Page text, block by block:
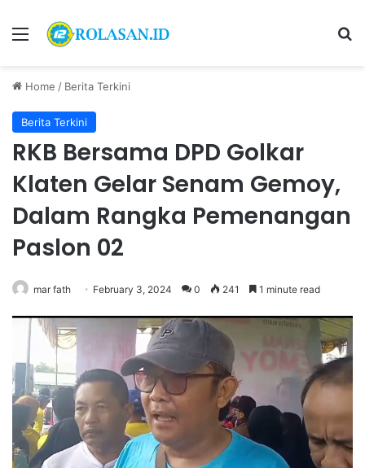
Menu
Home / Berita Terkini
Berita Terkini
RKB Bersama DPD Golkar
Klaten Gelar Senam Gemoy,
Dalam Rangka Pemenangan
Paslon 02
mar fath February 3, 2024 0 241 1 minute read